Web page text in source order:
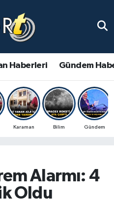
Haberleri Gündem
Karaman Bilim Gündem
Alarmı: 4
Oldu